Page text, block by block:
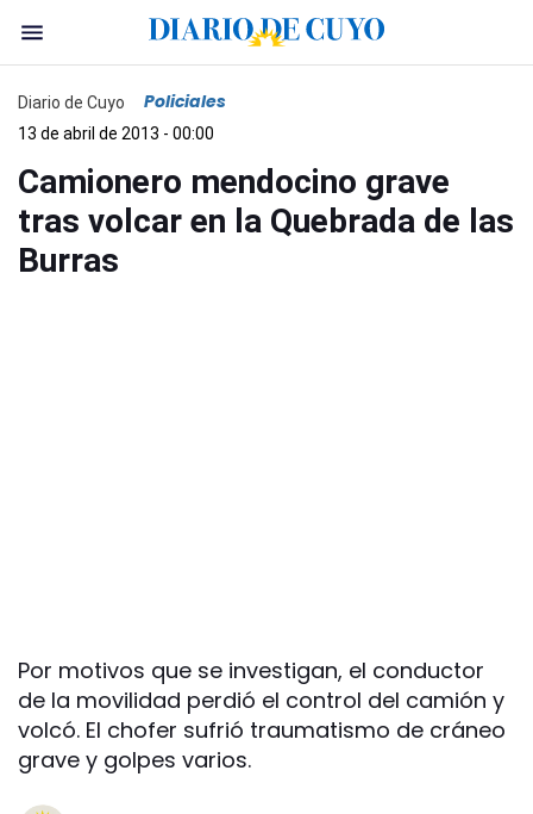
Diario de Cuyo Policiales
13 de abril de 2013 - 00:00
Camionero mendocino grave
tras volcar en la Quebrada de las
Burras
Por motivos que se investigan, el conductor
de la movilidad perdió el control del camión y
volcó. El chofer sufrió traumatismo de cráneo
grave y golpes varios.